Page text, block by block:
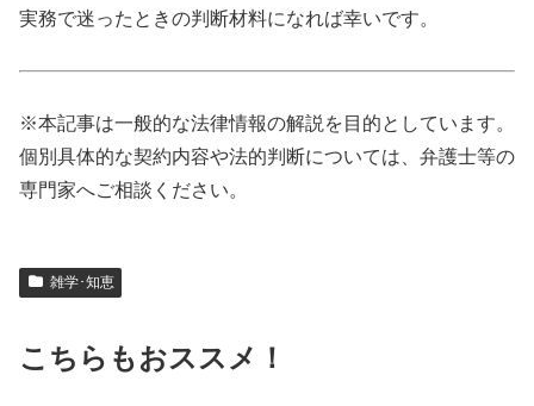
実務で迷ったときの判断材料になれば幸いです。
※本記事は一般的な法律情報の解説を目的としています。
個別具体的な契約内容や法的判断については、弁護士等の
専門家へご相談ください。
雑学･知恵
こちらもおススメ！